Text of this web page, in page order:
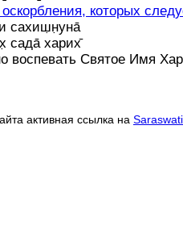
которых
сахиш̣н̣уна̄
сада̄ харих̄
воспевать Святое Имя
активная ссылка на